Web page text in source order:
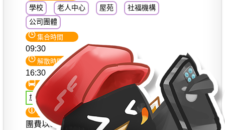
學校 老人中心 屋苑
社福機構
公司團體
集合時間
09:30
解散時間
16:30
交通
旅遊巴士環遊
注意事項
團費以60人計算 (每車送兩位工作人員) ，即收